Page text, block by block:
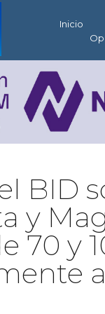
Inicio
BID
y
70 y